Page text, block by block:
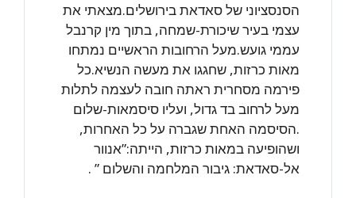
הסנסציוני של סאדאת בירושלים.מצאתי את
עצמי בעיר שיכורת-שמחה, בתוך מין קרנבל
עממי גועש.מעל הרחובות הראשיים נמתחו
מאות כרזות, שחגגו את מעשה הנשיא.כל
פירמה מסחרית ראתה חובה לעצמה לתלות
מעל לרחוב בד גדול, ועליו סיסמאות-שלום
.הסיסמה האחת שגברה על כל האחרות,
ושהופיעה במאות כרזות, הייתה:”אנוור
אל-סאדאת: גיבור המלחמה והשלום ” .